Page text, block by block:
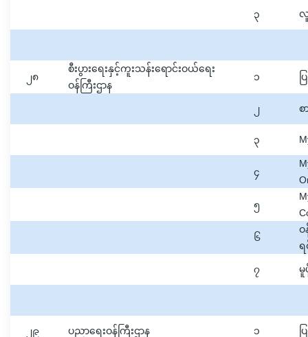
၃
၂၈
စီးပွားရေးနှင့်ကူးသန်းရောင်းဝယ်ရေး
ဝန်ကြီးဌာန
၁
၂ စ
၃
၄
၅
၆
ဝ
ရ
၇ မူ
၂၉ ပညာရေးဝန်ကြီးဌာန ၁